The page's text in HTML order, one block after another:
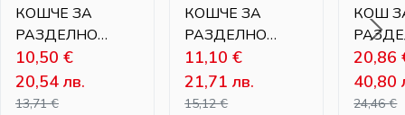
КОШЧЕ ЗА
РАЗДЕЛНО
СЪБИРАНЕ НА
ОТПАДЪЦИ – 20
Л
10,50 €
20,54 лв.
13,71€
КОШЧЕ ЗА
РАЗДЕЛНО
СЪБИРАНЕ НА
ОТПАДЪЦИ – 28
Л
11,10€
21,71лв.
15,12€
КОШ
20,86
40,80
24,46€